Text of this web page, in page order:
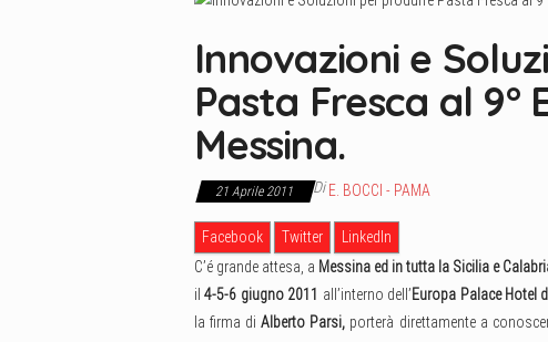
Innovazioni e
Pasta Fresca al 9°
Messina.
21 Aprile 2011 Di E. BOCCI - PAMA
Facebook Twitter
LinkedIn
C’é grande attesa, a Messina ed in tutta la Sicilia e
il4-5-6 giugno 2011 all’interno dell’Europa Palace Hotel
la firma diAlberto Parsi, porterà direttamente a